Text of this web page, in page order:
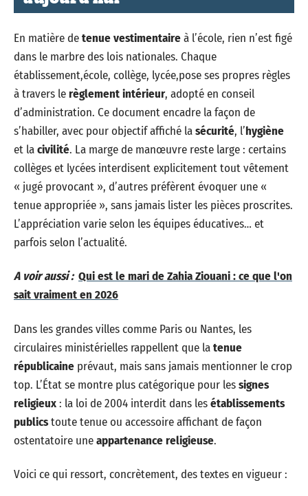
En matière detenue vestimentaireà l’école, rien n’est figé
dans le marbre des lois nationales. Chaque
établissement,école, collège, lycée,pose ses propres règles
à travers lerèglement intérieur, adopté en conseil
d’administration. Ce document encadre la façon de
s’habiller, avec pour objectif affiché lasécurité, l’hygiène
et lacivilité. La marge de manœuvre reste large : certains
collèges et lycées interdisent explicitement tout vêtement
« jugé provocant », d’autres préfèrent évoquer une «
tenue appropriée », sans jamais lister les pièces proscrites.
L’appréciation varie selon les équipes éducatives… et
parfois selon l’actualité.
A voir aussi : Qui est le mari de Zahia Ziouani : ce que l'on
sait vraiment en 2026
Dans les grandes villes comme Paris ou Nantes, les
circulaires ministérielles rappellent que latenue
républicaine prévaut, mais sans jamais mentionner le crop
top. L’État se montre plus catégorique pour lessignes
religieux: la loi de 2004 interdit dans lesétablissements
publicstoute tenue ou accessoire affichant de façon
ostentatoire uneappartenance religieuse.
Voici ce qui ressort, concrètement, des textes en vigueur :